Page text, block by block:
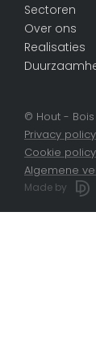
Sectoren
Over ons
Realisaties
© Hout -
Privacy policy
Cookie policy
Algemene
Made by